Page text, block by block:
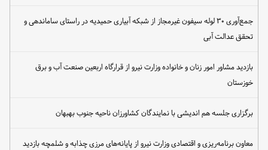
جمع‌آوری ۳۰ لوله سیفون غیرمجاز از شبکه آبیاری حمیدیه در راستای ساماندهی و
تحقق عدالت آبی
بازدید مشاور امور زنان و خانواده وزارت نیرو از قرارگاه اربعین صنعت آب و برق
خوزستان
برگزاری جلسه هم اندیشی با نمایندگان کشاورزان ناحیه جنوب بهبهان
معاون برنامه‌ریزی و اقتصادی وزارت نیرو از پایانه‌های مرزی چذابه و شلمچه بازدید